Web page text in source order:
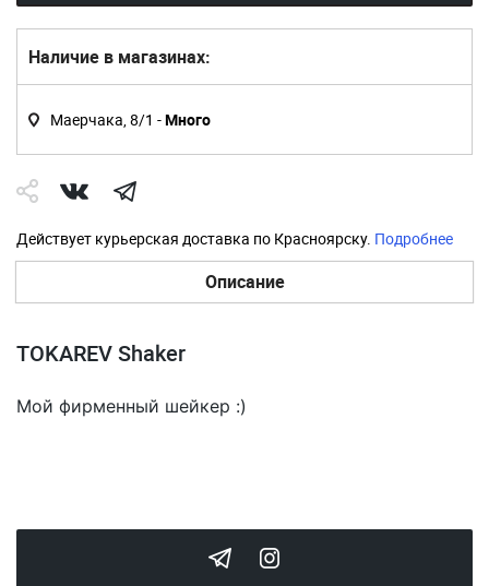
Наличие в магазинах:
Маерчака, 8/1 -Много
Действует курьерская доставка по Красноярску. Подробнее
Описание
TOKAREV Shaker
Мой фирменный шейкер :)